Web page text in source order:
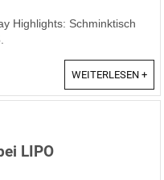
Highlights: Schminktisch
WEITERLESEN +
LIPO